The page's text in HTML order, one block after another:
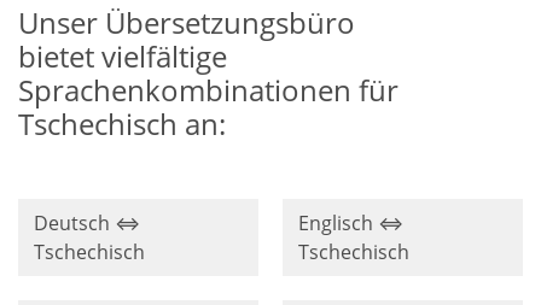
Unser Übersetzungsbüro
bietet vielfältige
Sprachenkombinationen für
Tschechisch an:
Deutsch ⇔
Tschechisch
Englisch ⇔
Tschechisch